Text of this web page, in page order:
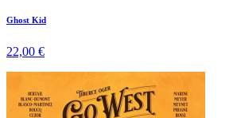
Ghost Kid
22,00 €